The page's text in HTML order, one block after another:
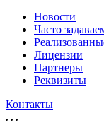
Новости
Часто
Лицензии
Партнеры
Реквизиты
Контакты